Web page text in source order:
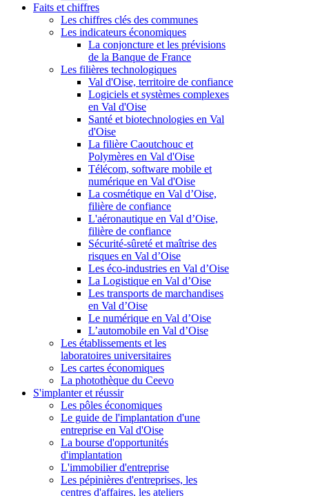
Faits et chiffres
Les chiffres clés des communes
Les indicateurs économiques
La conjoncture et les prévisions
de la Banque de France
Les filières technologiques
Val d'Oise, territoire de confiance
Logiciels et systèmes complexes
en Val d'Oise
Santé et biotechnologies en Val
d'Oise
La filière Caoutchouc et
Polymères en Val d'Oise
Télécom, software mobile et
numérique en Val d'Oise
La cosmétique en Val d’Oise,
filière de confiance
L'aéronautique en Val d’Oise,
filière de confiance
Sécurité-sûreté et maîtrise des
risques en Val d’Oise
Les éco-industries en Val d’Oise
La Logistique en Val d’Oise
Les transports de marchandises
en Val d’Oise
Le numérique en Val d’Oise
L’automobile en Val d’Oise
Les établissements et les
laboratoires universitaires
Les cartes économiques
La photothèque du Ceevo
S'implanter et réussir
Les pôles économiques
Le guide de l'implantation d'une
entreprise en Val d'Oise
La bourse d'opportunités
d'implantation
L'immobilier d'entreprise
Les pépinières d'entreprises, les
centres d'affaires, les ateliers